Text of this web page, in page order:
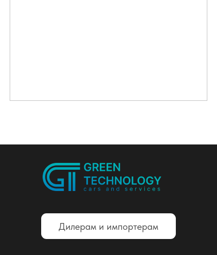
Дилерам и импортерам